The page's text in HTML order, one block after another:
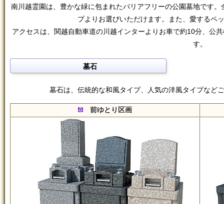
南川越霊園は、豊かな緑に包まれたバリアフリーの公園墓地です
プよりお選びいただけます。また、愛するペ
アクセスは、関越自動車道の川越インターよりお車で約10分、公
す。
墓石
墓石は、伝統的な和風タイプ、人気の洋風タイプなど
前ゆとり区画